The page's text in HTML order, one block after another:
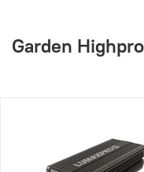
Garden Highpro